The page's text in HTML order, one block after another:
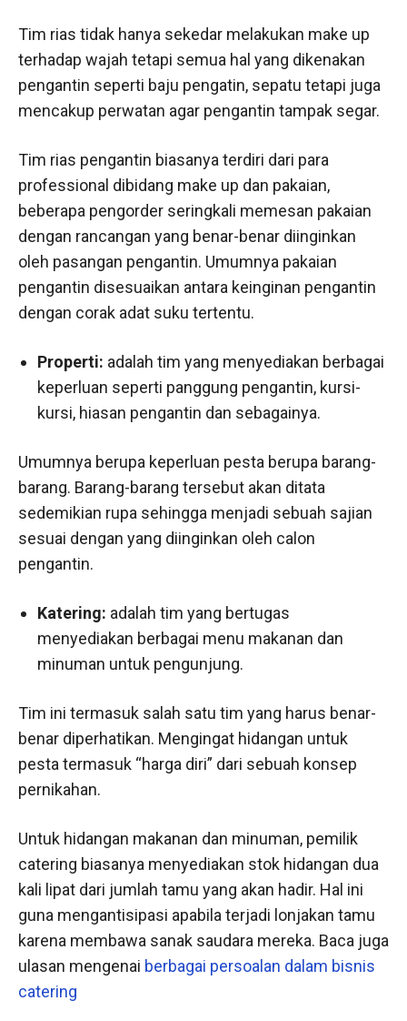
Tim rias tidak hanya sekedar melakukan make up
terhadap wajah tetapi semua hal yang dikenakan
pengantin seperti baju pengatin, sepatu tetapi juga
mencakup perwatan agar pengantin tampak segar.
Tim rias pengantin biasanya terdiri dari para
professional dibidang make up dan pakaian,
beberapa pengorder seringkali memesan pakaian
dengan rancangan yang benar-benar diinginkan
oleh pasangan pengantin. Umumnya pakaian
pengantin disesuaikan antara keinginan pengantin
dengan corak adat suku tertentu.
Properti: adalah tim yang menyediakan berbagai
keperluan seperti panggung pengantin, kursi-
kursi, hiasan pengantin dan sebagainya.
Umumnya berupa keperluan pesta berupa barang-
barang. Barang-barang tersebut akan ditata
sedemikian rupa sehingga menjadi sebuah sajian
sesuai dengan yang diinginkan oleh calon
pengantin.
Katering: adalah tim yang bertugas
menyediakan berbagai menu makanan dan
minuman untuk pengunjung.
Tim ini termasuk salah satu tim yang harus benar-
benar diperhatikan. Mengingat hidangan untuk
pesta termasuk “harga diri” dari sebuah konsep
pernikahan.
Untuk hidangan makanan dan minuman, pemilik
catering biasanya menyediakan stok hidangan dua
kali lipat dari jumlah tamu yang akan hadir. Hal ini
guna mengantisipasi apabila terjadi lonjakan tamu
karena membawa sanak saudara mereka. Baca juga
ulasan mengenai berbagai persoalan dalam bisnis
catering